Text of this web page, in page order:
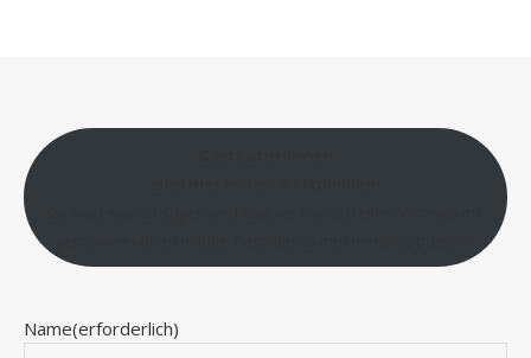
Name(erforderlich)